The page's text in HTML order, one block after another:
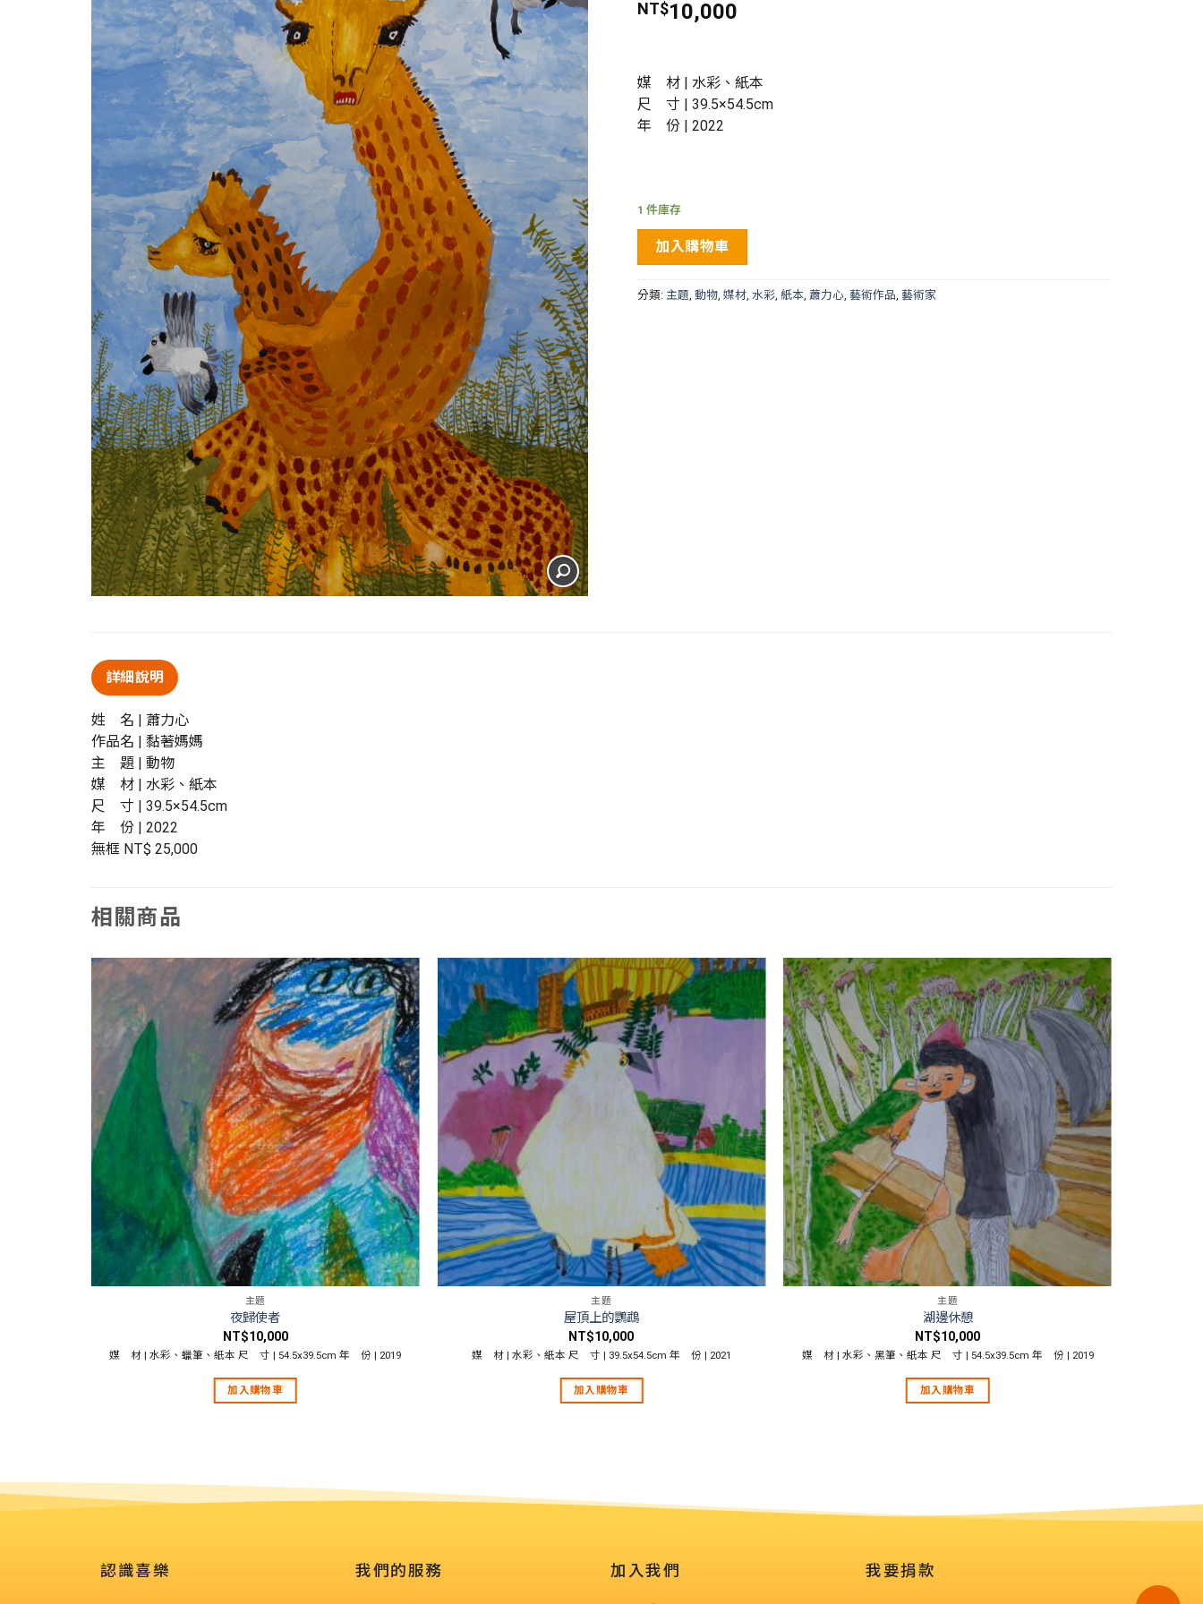
NT$10,000
媒 材 | 水彩、紙本
尺 寸 | 39.5×54.5cm
年 份 | 2022
1 件庫存
加入購物車
分類: 主題 動物 媒材 水彩 紙本 蕭力心 藝術作品 藝術家
詳細說明
姓 名 | 蕭力心
作品名 | 黏著媽媽
主 題 | 動物
媒 材 | 水彩、紙本
尺 寸 | 39.5×54.5cm
年 份 | 2022
無框 NT$ 25,000
相關商品
主題
夜歸使者
NT$10,000
媒 材 | 水彩、蠟筆、紙本 尺 寸 | 54.5x39.5cm 年 份 | 2019
加入購物車
主題
屋頂上的鸚鵡
NT$10,000
媒 材 | 水彩、紙本 尺 寸 | 39.5x54.5cm 年 份 | 2021
加入購物車
主題
湖邊休憩
NT$10,000
媒 材 | 水彩、黑筆、紙本 尺 寸 | 54.5x39.5cm 年 份 | 2019
加入購物車
認識喜樂 我們的服務 加入我們 我要捐款